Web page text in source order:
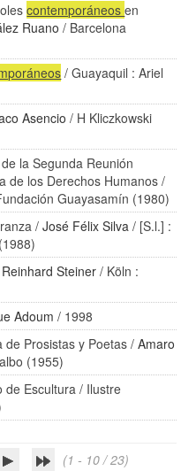
contemporáneosen
Ruano / Barcelona
/ Guayaquil : Ariel
Asencio / H Kliczkowski
la Segunda Reunión
de los Derechos Humanos /
Guayasamín (1980)
/José Félix Silva / [S.l.] :
Reinhard Steiner / Köln :
Adoum / 1998
de Prosistas y Poetas /Amaro
(1955)
de Escultura/ Ilustre
(1 - 10 / 23)